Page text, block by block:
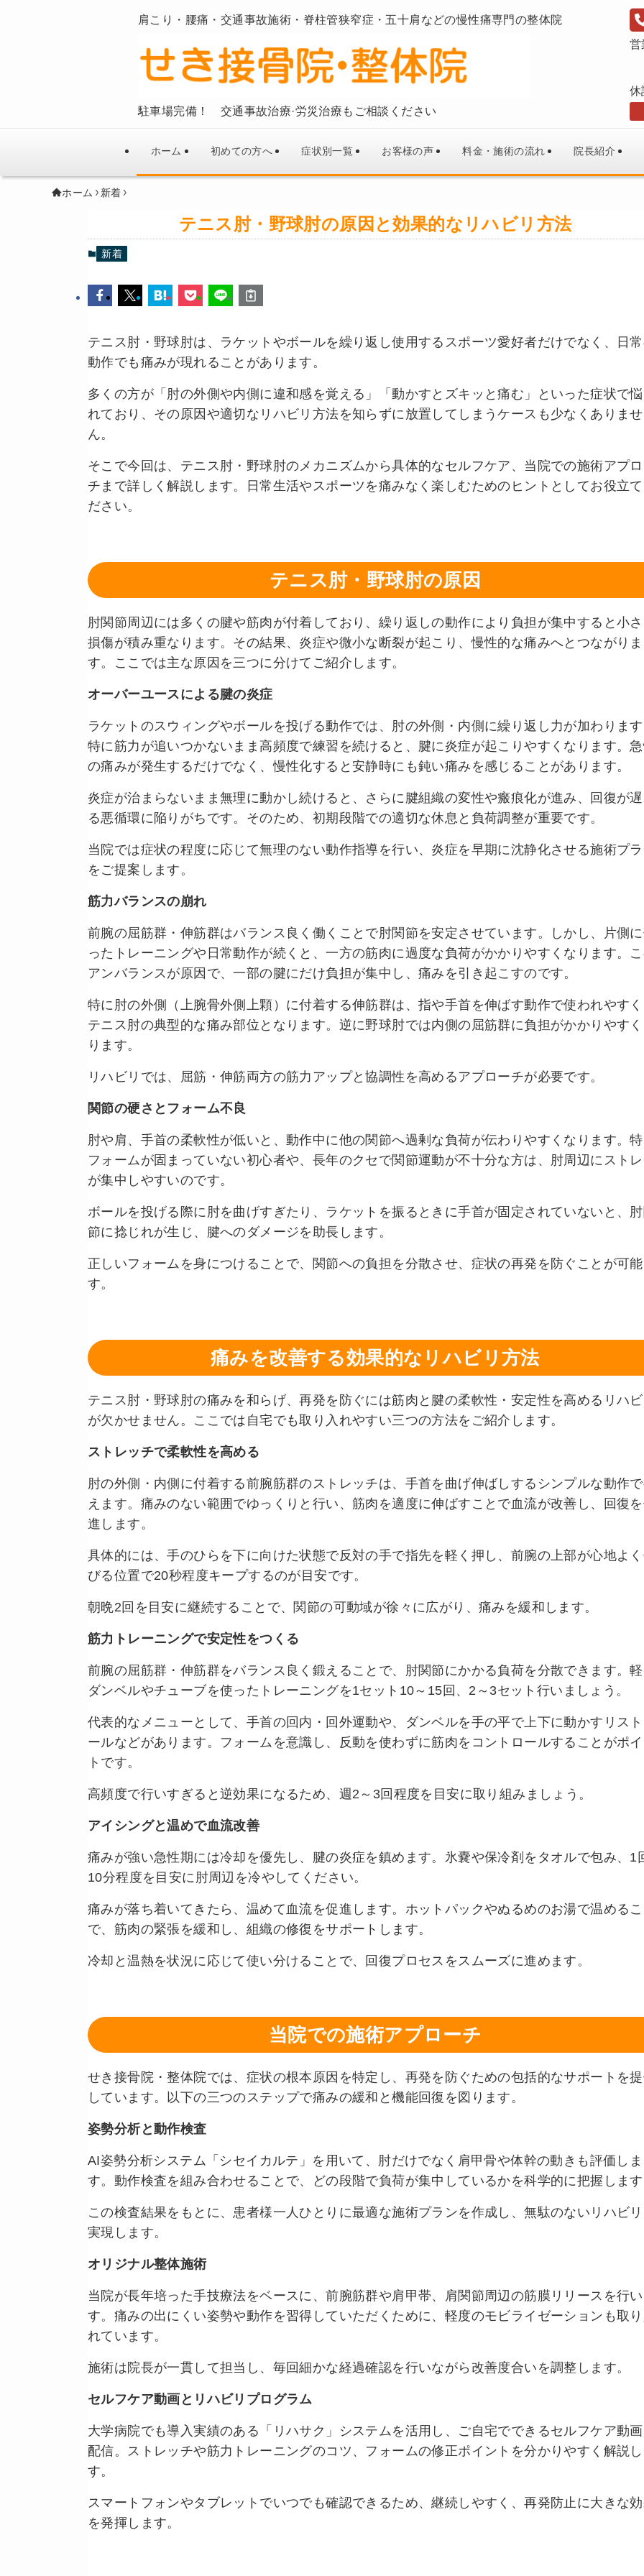
肩こり・腰痛・交通事故施術・脊柱管狭窄症・五十肩などの慢性痛専門の整体院
駐車場完備！ 交通事故治療·労災治療もご相談ください
営
休
ホーム 初めての方へ 症状別一覧 お客様の声 料金・施術の流れ 院長紹介
ホーム 新着
テニス肘・野球肘の原因と効果的なリハビリ方法
新着
テニス肘・野球肘は、ラケットやボールを繰り返し使用するスポーツ愛好者だけでなく、日
動作でも痛みが現れることがあります。
多くの方が「肘の外側や内側に違和感を覚える」「動かすとズキッと痛む」といった症状で悩
れており、その原因や適切なリハビリ方法を知らずに放置してしまうケースも少なくありませ
ん。
そこで今回は、テニス肘・野球肘のメカニズムから具体的なセルフケア、当院での施術アプ
チまで詳しく解説します。日常生活やスポーツを痛みなく楽しむためのヒントとしてお役立て
ださい。
テニス肘・野球肘の原因
肘関節周辺には多くの腱や筋肉が付着しており、繰り返しの動作により負担が集中すると小
損傷が積み重なります。その結果、炎症や微小な断裂が起こり、慢性的な痛みへとつながりま
す。ここでは主な原因を三つに分けてご紹介します。
オーバーユースによる腱の炎症
ラケットのスウィングやボールを投げる動作では、肘の外側・内側に繰り返し力が加わります
特に筋力が追いつかないまま高頻度で練習を続けると、腱に炎症が起こりやすくなります。
の痛みが発生するだけでなく、慢性化すると安静時にも鈍い痛みを感じることがあります。
炎症が治まらないまま無理に動かし続けると、さらに腱組織の変性や瘢痕化が進み、回復が
る悪循環に陥りがちです。そのため、初期段階での適切な休息と負荷調整が重要です。
当院では症状の程度に応じて無理のない動作指導を行い、炎症を早期に沈静化させる施術プ
をご提案します。
筋力バランスの崩れ
前腕の屈筋群・伸筋群はバランス良く働くことで肘関節を安定させています。しかし、片側
ったトレーニングや日常動作が続くと、一方の筋肉に過度な負荷がかかりやすくなります。
アンバランスが原因で、一部の腱にだけ負担が集中し、痛みを引き起こすのです。
特に肘の外側（上腕骨外側上顆）に付着する伸筋群は、指や手首を伸ばす動作で使われやすく
テニス肘の典型的な痛み部位となります。逆に野球肘では内側の屈筋群に負担がかかりやす
ります。
リハビリでは、屈筋・伸筋両方の筋力アップと協調性を高めるアプローチが必要です。
関節の硬さとフォーム不良
肘や肩、手首の柔軟性が低いと、動作中に他の関節へ過剰な負荷が伝わりやすくなります。
フォームが固まっていない初心者や、長年のクセで関節運動が不十分な方は、肘周辺にスト
が集中しやすいのです。
ボールを投げる際に肘を曲げすぎたり、ラケットを振るときに手首が固定されていないと、
節に捻じれが生じ、腱へのダメージを助長します。
正しいフォームを身につけることで、関節への負担を分散させ、症状の再発を防ぐことが可
す。
痛みを改善する効果的なリハビリ方法
テニス肘・野球肘の痛みを和らげ、再発を防ぐには筋肉と腱の柔軟性・安定性を高めるリハビ
が欠かせません。ここでは自宅でも取り入れやすい三つの方法をご紹介します。
ストレッチで柔軟性を高める
肘の外側・内側に付着する前腕筋群のストレッチは、手首を曲げ伸ばしするシンプルな動作
えます。痛みのない範囲でゆっくりと行い、筋肉を適度に伸ばすことで血流が改善し、回復
進します。
具体的には、手のひらを下に向けた状態で反対の手で指先を軽く押し、前腕の上部が心地よ
びる位置で20秒程度キープするのが目安です。
朝晩2回を目安に継続することで、関節の可動域が徐々に広がり、痛みを緩和します。
筋力トレーニングで安定性をつくる
前腕の屈筋群・伸筋群をバランス良く鍛えることで、肘関節にかかる負荷を分散できます。
ダンベルやチューブを使ったトレーニングを1セット10～15回、2～3セット行いましょう。
代表的なメニューとして、手首の回内・回外運動や、ダンベルを手の平で上下に動かすリス
ールなどがあります。フォームを意識し、反動を使わずに筋肉をコントロールすることがポ
トです。
高頻度で行いすぎると逆効果になるため、週2～3回程度を目安に取り組みましょう。
アイシングと温めで血流改善
痛みが強い急性期には冷却を優先し、腱の炎症を鎮めます。氷嚢や保冷剤をタオルで包み、1
10分程度を目安に肘周辺を冷やしてください。
痛みが落ち着いてきたら、温めて血流を促進します。ホットパックやぬるめのお湯で温めるこ
で、筋肉の緊張を緩和し、組織の修復をサポートします。
冷却と温熱を状況に応じて使い分けることで、回復プロセスをスムーズに進めます。
当院での施術アプローチ
せき接骨院・整体院では、症状の根本原因を特定し、再発を防ぐための包括的なサポートを
しています。以下の三つのステップで痛みの緩和と機能回復を図ります。
姿勢分析と動作検査
AI姿勢分析システム「シセイカルテ」を用いて、肘だけでなく肩甲骨や体幹の動きも評価しま
す。動作検査を組み合わせることで、どの段階で負荷が集中しているかを科学的に把握します
この検査結果をもとに、患者様一人ひとりに最適な施術プランを作成し、無駄のないリハビ
実現します。
オリジナル整体施術
当院が長年培った手技療法をベースに、前腕筋群や肩甲帯、肩関節周辺の筋膜リリースを行い
す。痛みの出にくい姿勢や動作を習得していただくために、軽度のモビライゼーションも取り
れています。
施術は院長が一貫して担当し、毎回細かな経過確認を行いながら改善度合いを調整します。
セルフケア動画とリハビリプログラム
大学病院でも導入実績のある「リハサク」システムを活用し、ご自宅でできるセルフケア動
配信。ストレッチや筋力トレーニングのコツ、フォームの修正ポイントを分かりやすく解説し
す。
スマートフォンやタブレットでいつでも確認できるため、継続しやすく、再発防止に大きな
を発揮します。